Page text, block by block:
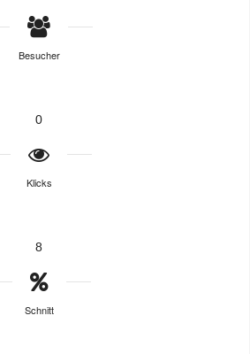
Besucher
0
Klicks
8
Schnitt